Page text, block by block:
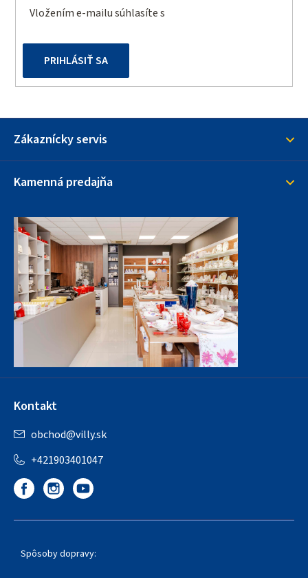
Vložením e-mailu súhlasíte s
PRIHLÁSIŤ SA
Zákaznícky servis
Kamenná predajňa
Kontakt
obchod@villy.sk
+421903401047
Spôsoby dopravy: